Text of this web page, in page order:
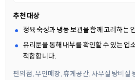
추천 대상
정육 숙성과 냉동 보관을 함께 고려하는
유리문을 통해 내부를 확인할 수 있는 업
적합합니다.
편의점, 무인매장, 휴게공간, 사무실 탕비실